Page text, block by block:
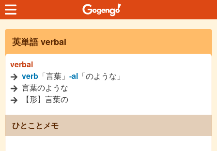
英単語 verbal
verbal
verb 「言葉」 -al 「のような」
言葉のような
【形】言葉の
ひとことメモ